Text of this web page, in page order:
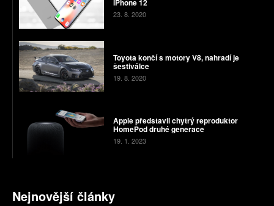
iPhone 12
23. 8. 2020
Toyota končí s motory V8, nahradí je
šestiválce
19. 8. 2020
Apple představil chytrý reproduktor
HomePod druhé generace
19. 1. 2023
Nejnovější články